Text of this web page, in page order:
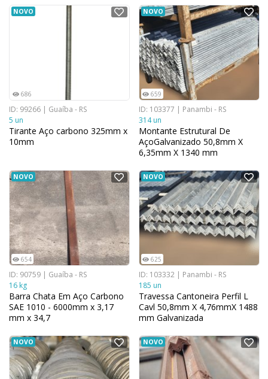
NOVO
686
ID: 99266 | Guaíba - RS
5 un
Tirante Aço carbono 325mm x
10mm
NOVO
659
ID: 103377 | Panambi - RS
314 un
Montante Estrutural De
AçoGalvanizado 50,8mm X
6,35mm X 1340 mm
NOVO
654
ID: 90759 | Guaíba - RS
16 kg
Barra Chata Em Aço Carbono
SAE 1010 - 6000mm x 3,17
mm x 34,7
NOVO
625
ID: 103332 | Panambi - RS
185 un
Travessa Cantoneira Perfil L
Cavl 50,8mm X 4,76mmX 1488
mm Galvanizada
NOVO NOVO